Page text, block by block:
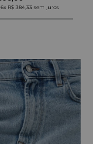
6x R$ 384,33 sem juros